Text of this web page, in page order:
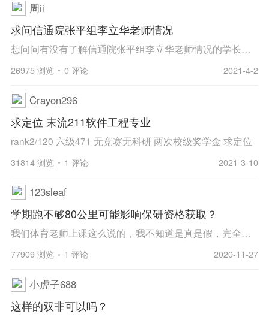
周ii
求问信通院张平组李立华老师情况
想问问有没有了解信通院张平组李立华老师情况的学长学姐，欢迎私聊～
26975 浏览 0 评论 2021-4-2
Crayon296
求定位 末流211软件工程专业
rank2/120 六级471 无竞赛无科研 两次校级奖学金 求定位
31814 浏览 1 评论 2021-3-10
123sleaf
学期跑不够80公里可能影响保研资格获取？
我们体育老师上课这么说的，我不知道是真是假，完全没法求证，有学长学姐能回答我吗？ 蟹蟹
77909 浏览 1 评论 2020-11-27
小虎子688
这样的双非可以吗？